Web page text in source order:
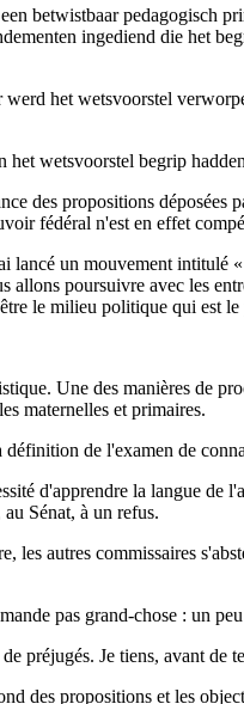
betwistbaar pedagogisch
ingediend die het
het wetsvoorstel
wetsvoorstel begrip
des propositions
fédéral n'est en effet
un mouvement
poursuivre avec les
le milieu politique qui est
Une des manières de
maternelles et primaires.
de l'examen de
d'apprendre la langue
Sénat, à un refus.
les autres commissaires
pas grand-chose : un
préjugés. Je tiens, avant
des propositions et les